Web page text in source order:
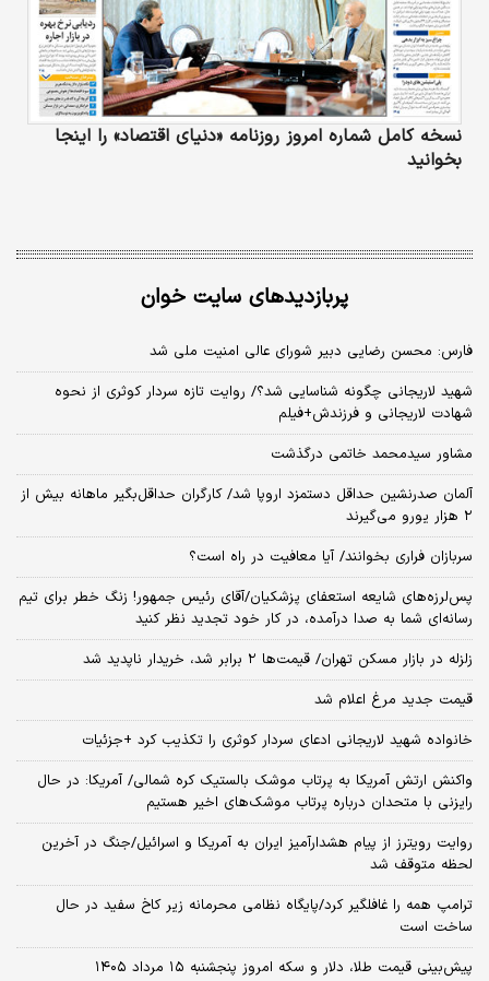
نسخه کامل شماره امروز روزنامه «دنیای‌ اقتصاد» را اینجا
بخوانید
پربازدیدهای سایت خوان
فارس: محسن رضایی دبیر شورای عالی امنیت ملی شد
شهید لاریجانی چگونه شناسایی شد؟/ روایت تازه سردار کوثری از نحوه
شهادت لاریجانی و فرزندش+فیلم
مشاور سیدمحمد خاتمی درگذشت
آلمان صدرنشین حداقل دستمزد اروپا شد/ کارگران حداقل‌بگیر ماهانه بیش از
۲ هزار یورو می‌گیرند
سربازان فراری بخوانند/ آیا معافیت در راه است؟
پس‌لرزه‌های شایعه استعفای پزشکیان/آقای رئیس جمهور! زنگ خطر برای تیم
رسانه‌ای شما به صدا درآمده، در کار خود تجدید نظر کنید
زلزله در بازار مسکن تهران/ قیمت‌ها ۲ برابر شد، خریدار ناپدید شد
قیمت جدید مرغ اعلام شد
خانواده شهید لاریجانی ادعای سردار کوثری را تکذیب کرد +جزئیات
واکنش ارتش آمریکا به پرتاب موشک بالستیک کره شمالی/ آمریکا: در حال
رایزنی با متحدان درباره پرتاب موشک‌های اخیر هستیم
روایت رویترز از پیام هشدارآمیز ایران به آمریکا و اسرائیل/جنگ در آخرین
لحظه متوقف شد
ترامپ همه را غافلگیر کرد/پایگاه نظامی محرمانه زیر کاخ سفید در حال
ساخت است
پیش‌بینی قیمت طلا، دلار و سکه امروز پنجشنبه ۱۵ مرداد ۱۴۰۵